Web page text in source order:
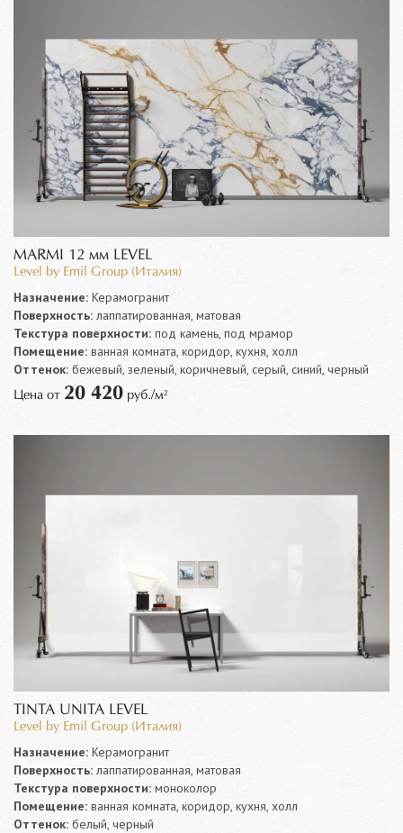
MARMI 12 мм LEVEL
Level by Emil Group (Италия)
Назначение: Керамогранит
Поверхность: лаппатированная, матовая
Текстура поверхности: под камень, под мрамор
Помещение: ванная комната, коридор, кухня, холл
Оттенок: бежевый, зеленый, коричневый, серый, синий, черный
Цена от 20 420 руб./м²
TINTA UNITA LEVEL
Level by Emil Group (Италия)
Назначение: Керамогранит
Поверхность: лаппатированная, матовая
Текстура поверхности: моноколор
Помещение: ванная комната, коридор, кухня, холл
Оттенок: белый, черный